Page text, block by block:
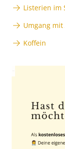
Listerien im
Umgang
Koffein